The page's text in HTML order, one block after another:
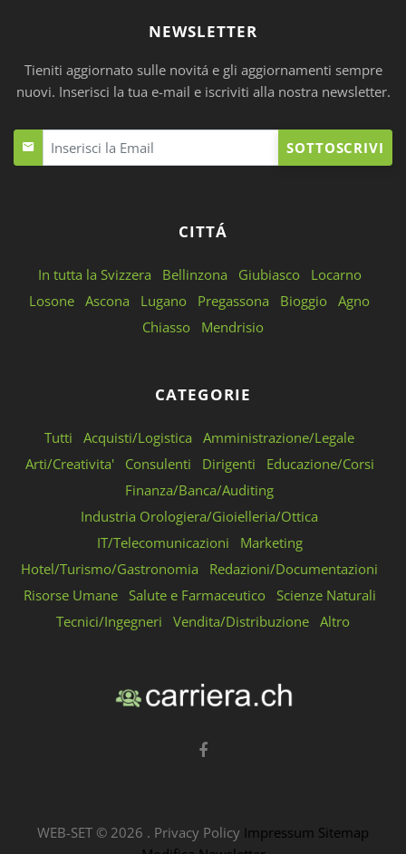
NEWSLETTER
Tieniti aggiornato sulle novitá e gli aggiornamenti sempre
nuovi. Inserisci la tua e-mail e iscriviti alla nostra newsletter.
SOTTOSCRIVI
CITTÁ
In tutta la Svizzera Bellinzona Giubiasco
Locarno
Losone Ascona Lugano Pregassona Bioggio Agno
Chiasso
Mendrisio
CATEGORIE
Tutti Acquisti/Logistica
Amministrazione/Legale
Arti/Creativita'
Consulenti Dirigenti
Educazione/Corsi
Finanza/Banca/Auditing
Industria Orologiera/Gioielleria/Ottica
IT/Telecomunicazioni
Marketing
Hotel/Turismo/Gastronomia
Redazioni/Documentazioni
Risorse Umane
Salute e Farmaceutico
Scienze Naturali
Tecnici/Ingegneri
Vendita/Distribuzione Altro
WEB-SET © 2026 . Privacy Policy Impressum Sitemap